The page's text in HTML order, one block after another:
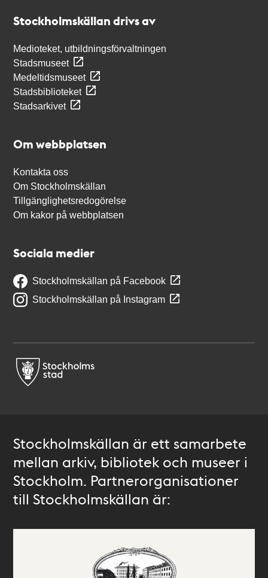
Stockholmskällan drivs av
Medioteket, utbildningsförvaltningen
Stadsmuseet
Medeltidsmuseet
Stadsbiblioteket
Stadsarkivet
Om webbplatsen
Kontakta oss
Om Stockholmskällan
Tillgänglighetsredogörelse
Om kakor på webbplatsen
Sociala medier
Stockholmskällan på Facebook
Stockholmskällan på Instagram
Stockholmskällan är ett samarbete
mellan arkiv, bibliotek och museer i
Stockholm. Partnerorganisationer
till Stockholmskällan är: